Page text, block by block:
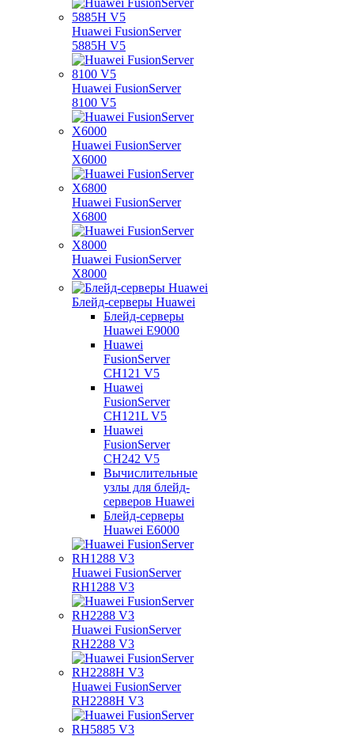
Huawei FusionServer
5885H V5
Huawei FusionServer
8100 V5
Huawei FusionServer
X6000
Huawei FusionServer
X6800
Huawei FusionServer
X8000
Блейд-серверы Huawei
Блейд-серверы
Huawei E9000
Huawei
FusionServer
CH121 V5
Huawei
FusionServer
CH121L V5
Huawei
FusionServer
CH242 V5
Вычислительные
узлы для блейд-
серверов Huawei
Блейд-серверы
Huawei E6000
Huawei FusionServer
RH1288 V3
Huawei FusionServer
RH2288 V3
Huawei FusionServer
RH2288H V3